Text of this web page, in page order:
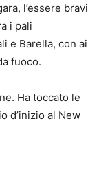
l’essere bravi
i pali
e Barella, con ai
fuoco.
Ha toccato le
d’inizio al New